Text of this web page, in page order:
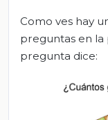
Como ves hay
preguntas en la
pregunta dice: